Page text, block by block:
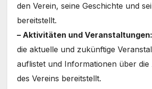
den Verein, seine Geschichte und
bereitstellt.
– Aktivitäten und Veranstaltungen:
die aktuelle und zukünftige
auflistet und Informationen über die
des Vereins bereitstellt.